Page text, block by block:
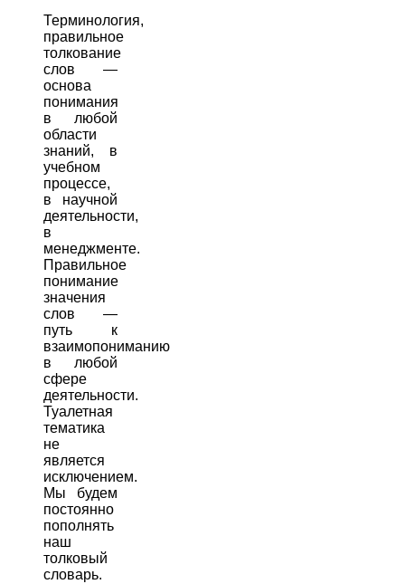
Терминология,
правильное
толкование
слов —
основа
понимания
в любой
области
знаний, в
учебном
процессе,
в научной
деятельности,
в
менеджменте.
Правильное
понимание
значения
слов —
путь к
взаимопониманию
в любой
сфере
деятельности.
Туалетная
тематика
не
является
исключением.
Мы будем
постоянно
пополнять
наш
толковый
словарь.